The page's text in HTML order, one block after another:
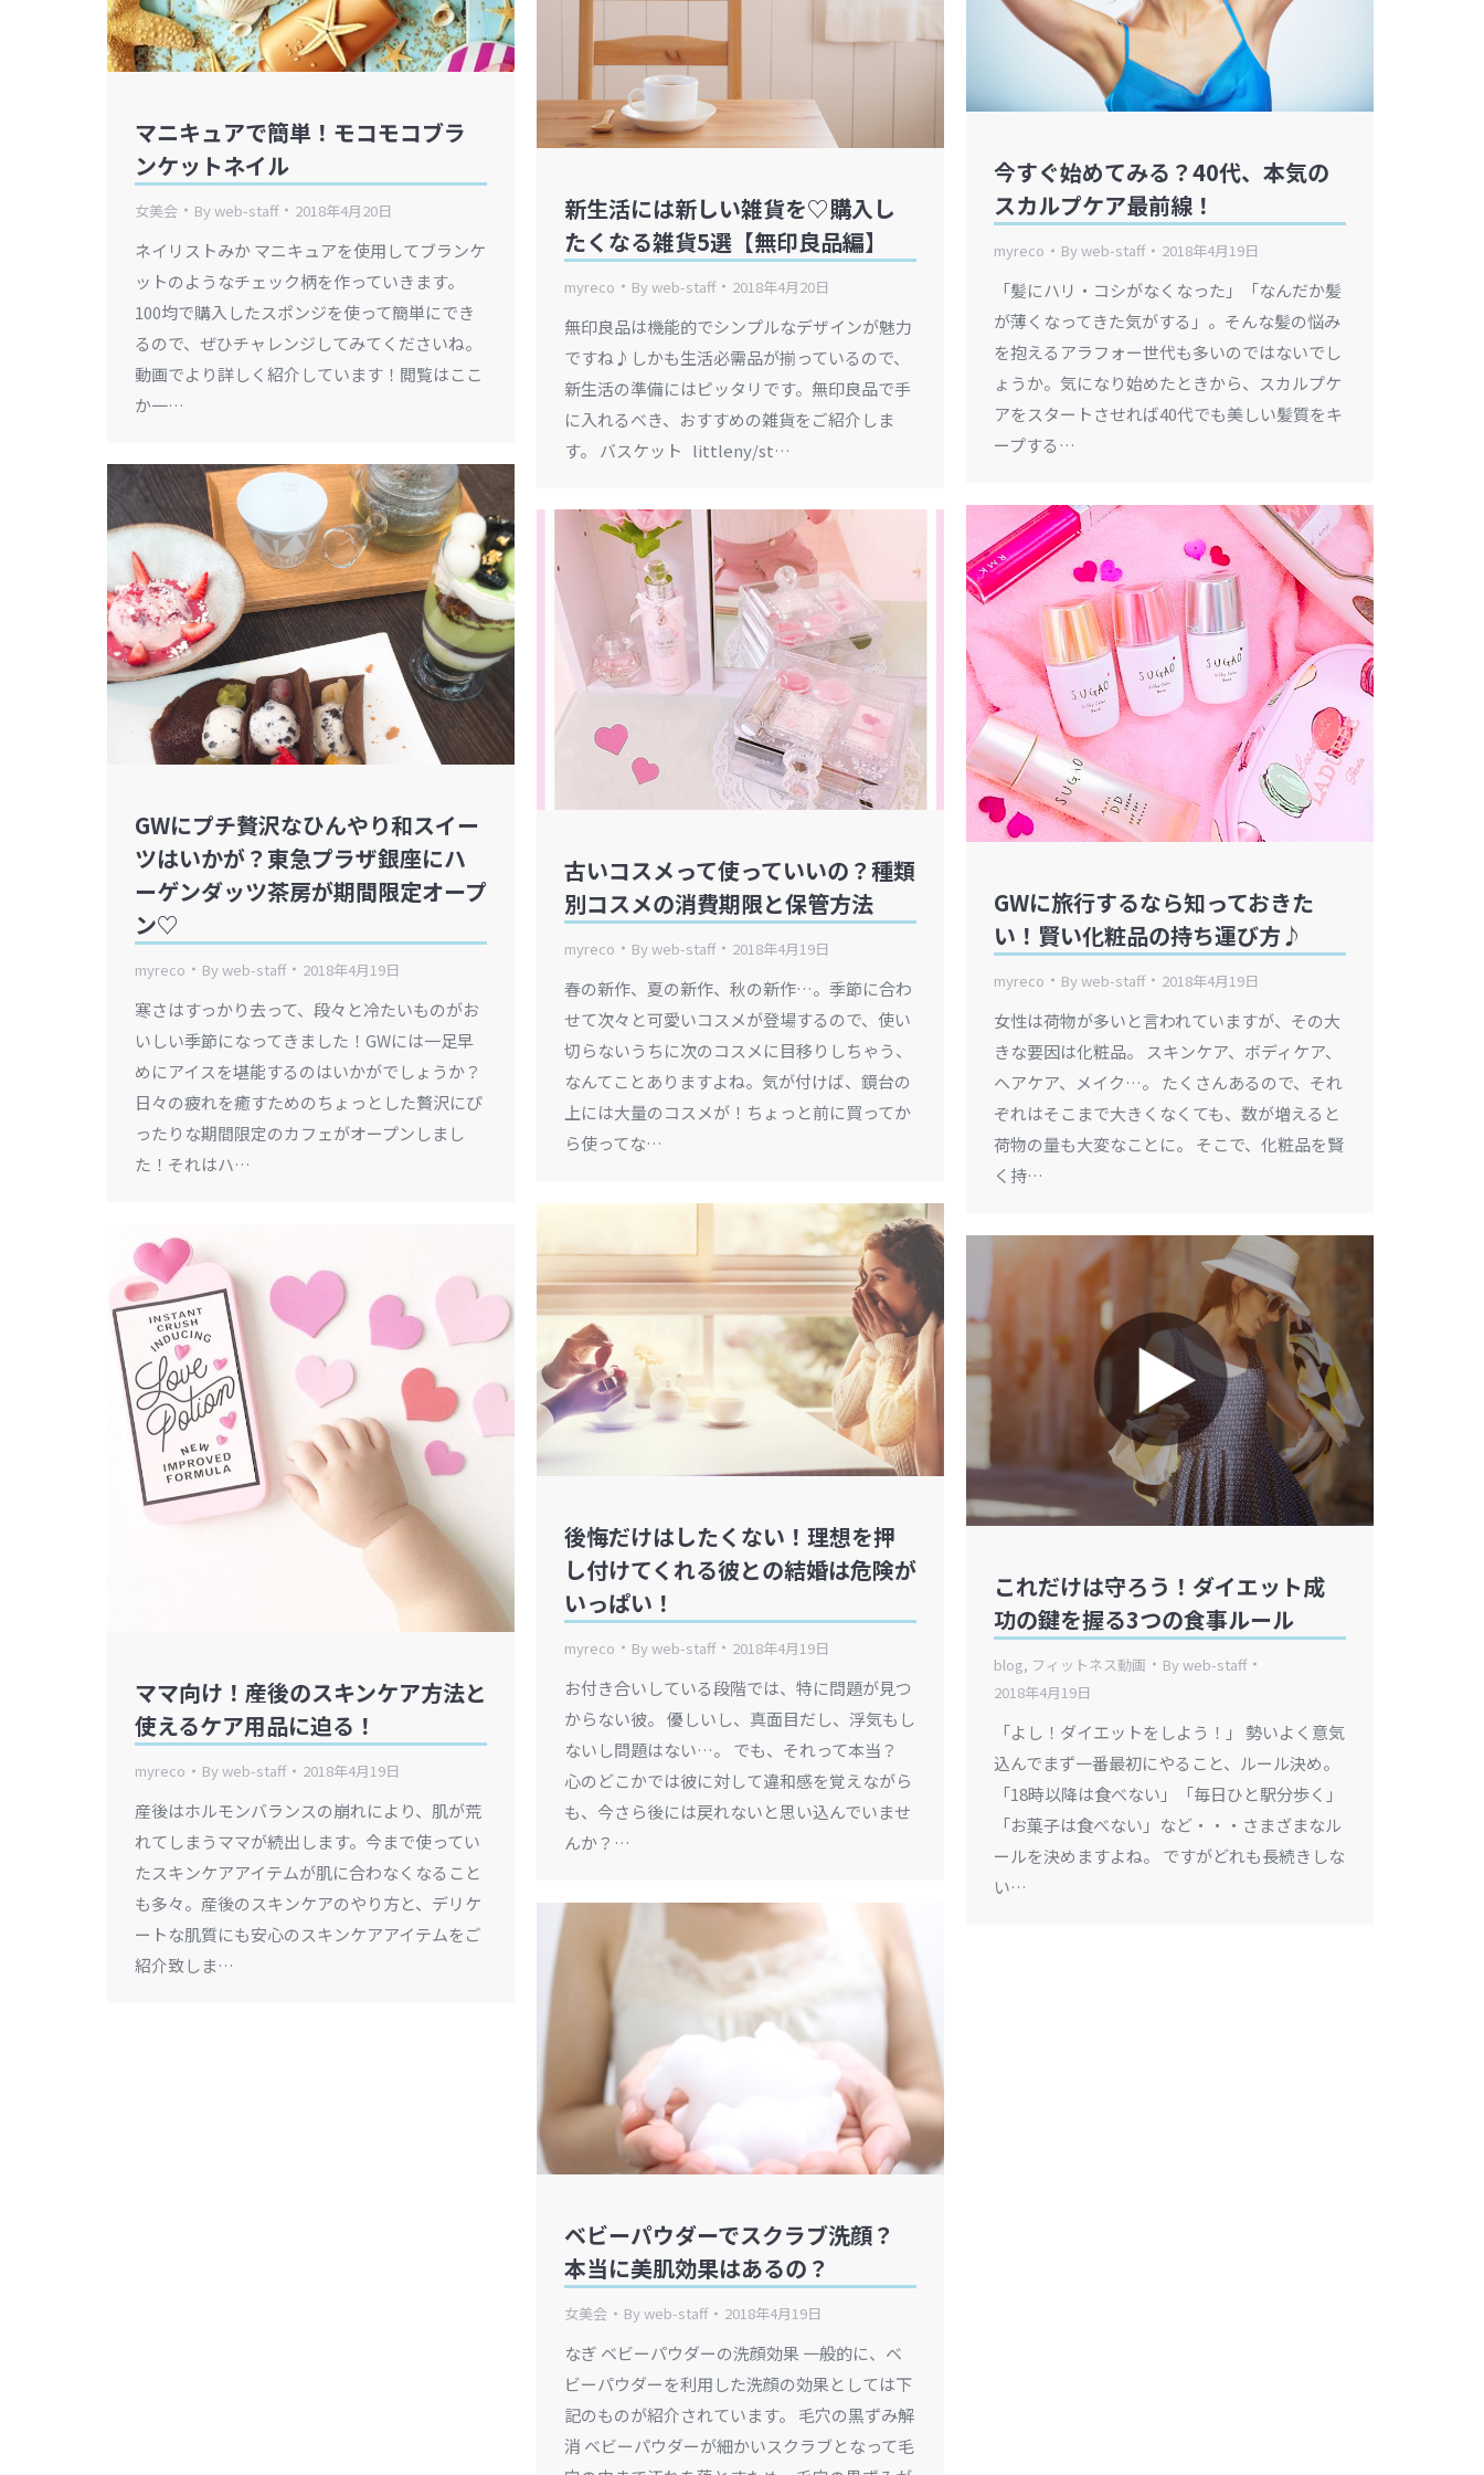
マニキュアで簡単！モコモコブラ
ンケットネイル
女美会 Byweb-staff 2018年4月20日
ネイリストみか マニキュアを使用してブランケ
ットのようなチェック柄を作っていきます。
100均で購入したスポンジを使って簡単にでき
るので、ぜひチャレンジしてみてくださいね。
動画でより詳しく紹介しています！閲覧はここ
か一…
新生活には新しい雑貨を♡購入し
たくなる雑貨5選【無印良品編】
myreco Byweb-staff 2018年4月20日
無印良品は機能的でシンプルなデザインが魅力
ですね♪しかも生活必需品が揃っているので、
新生活の準備にはピッタリです。無印良品で手
に入れるべき、おすすめの雑貨をご紹介しま
す。 バスケット littleny/st…
今すぐ始めてみる？40代、本気の
スカルプケア最前線！
myreco Byweb-staff 2018年4月19日
「髪にハリ・コシがなくなった」「なんだか髪
が薄くなってきた気がする」。そんな髪の悩み
を抱えるアラフォー世代も多いのではないでし
ょうか。気になり始めたときから、スカルプケ
アをスタートさせれば40代でも美しい髪質をキ
ープする…
GWにプチ贅沢なひんやり和スイー
ツはいかが？東急プラザ銀座にハ
ーゲンダッツ茶房が期間限定オープ
ン♡
myreco Byweb-staff 2018年4月19日
寒さはすっかり去って、段々と冷たいものがお
いしい季節になってきました！GWには一足早
めにアイスを堪能するのはいかがでしょうか？
日々の疲れを癒すためのちょっとした贅沢にぴ
ったりな期間限定のカフェがオープンしまし
た！それはハ…
GWに旅行するなら知っておきた
い！賢い化粧品の持ち運び方♪
myreco Byweb-staff 2018年4月19日
女性は荷物が多いと言われていますが、その大
きな要因は化粧品。 スキンケア、ボディケア、
ヘアケア、メイク…。 たくさんあるので、それ
ぞれはそこまで大きくなくても、数が増えると
荷物の量も大変なことに。 そこで、化粧品を賢
く持…
古いコスメって使っていいの？種類
別コスメの消費期限と保管方法
myreco Byweb-staff 2018年4月19日
春の新作、夏の新作、秋の新作…。季節に合わ
せて次々と可愛いコスメが登場するので、使い
切らないうちに次のコスメに目移りしちゃう、
なんてことありますよね。気が付けば、鏡台の
上には大量のコスメが！ちょっと前に買ってか
ら使ってな…
後悔だけはしたくない！理想を押
し付けてくれる彼との結婚は危険が
いっぱい！
myreco Byweb-staff 2018年4月19日
お付き合いしている段階では、特に問題が見つ
からない彼。 優しいし、真面目だし、浮気もし
ないし問題はない…。 でも、それって本当？
心のどこかでは彼に対して違和感を覚えながら
も、今さら後には戻れないと思い込んでいませ
んか？…
ママ向け！産後のスキンケア方法と
使えるケア用品に迫る！
myreco Byweb-staff 2018年4月19日
産後はホルモンバランスの崩れにより、肌が荒
れてしまうママが続出します。今まで使ってい
たスキンケアアイテムが肌に合わなくなること
も多々。産後のスキンケアのやり方と、デリケ
ートな肌質にも安心のスキンケアアイテムをご
紹介致しま…
これだけは守ろう！ダイエット成
功の鍵を握る3つの食事ルール
blog, フィットネス動画 Byweb-staff
2018年4月19日
「よし！ダイエットをしよう！」 勢いよく意気
込んでまず一番最初にやること、ルール決め。
「18時以降は食べない」「毎日ひと駅分歩く」
「お菓子は食べない」など・・・さまざまなル
ールを決めますよね。 ですがどれも長続きしな
い…
ベビーパウダーでスクラブ洗顔？
本当に美肌効果はあるの？
女美会 Byweb-staff 2018年4月19日
なぎ ベビーパウダーの洗顔効果 一般的に、ベ
ビーパウダーを利用した洗顔の効果としては下
記のものが紹介されています。 毛穴の黒ずみ解
消 ベビーパウダーが細かいスクラブとなって毛